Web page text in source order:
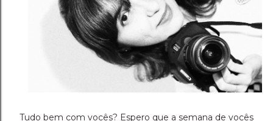
Tudo bem com vocês? Espero que a semana de vocês